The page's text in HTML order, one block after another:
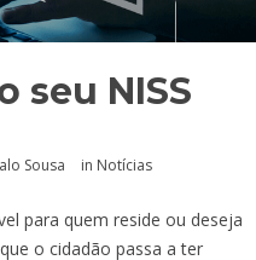
seu NISS
Sousa in Notícias
para quem reside ou deseja
o cidadão passa a ter